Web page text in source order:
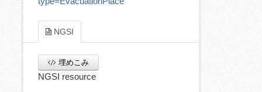
NGSI
埋めこみ
NGSI resource